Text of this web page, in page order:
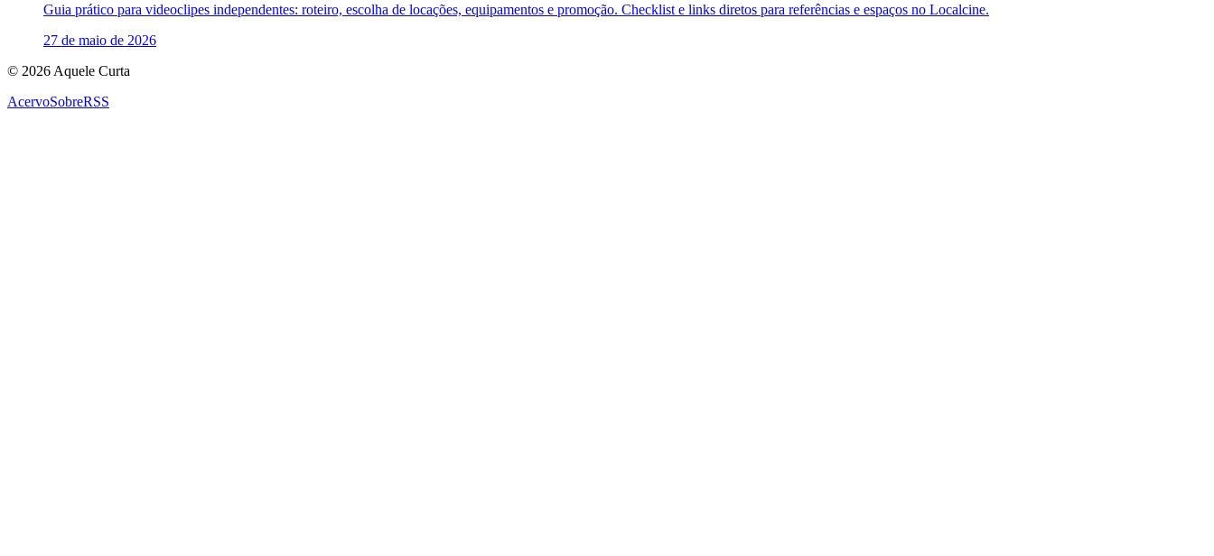
Guia prático para videoclipes independentes: roteiro, escolha de locações, equipamentos e promoção. Checklist e links diretos para referências e espaços no Localcine.
27 de maio de 2026
© 2026 Aquele Curta
AcervoSobreRSS